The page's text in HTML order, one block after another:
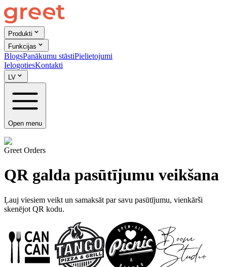
Produkti
Funkcijas
BlogsPanākumu stāstiPielietojumi
IelogotiesKontakti
LV
Open menu
Greet Orders
QR galda pasūtījumu veikšana
Ļauj viesiem veikt un samaksāt par savu pasūtījumu, vienkārši
skenējot QR kodu.